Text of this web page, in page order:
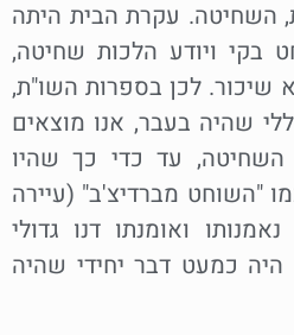
השחיטה. עקרת הבית היתה
בקי ויודע הלכות שחיטה,
שיכור. לכן בספרות השו"ת,
שהיה בעבר, אנו מוצאים
השחיטה, עד כדי כך שהיו
"השוחט מברדיצ'ב" (עיירה
ואומנתו דנו גדולי
כמעט דבר יחידי שהיה